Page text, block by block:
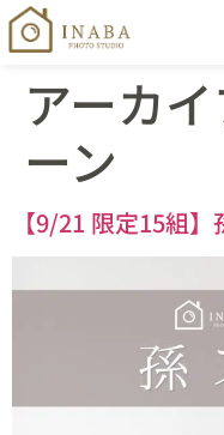
アーカ
ーン
【9/21 限定15組